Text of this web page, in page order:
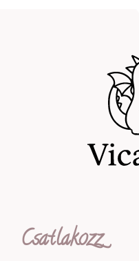
Csatlakozz